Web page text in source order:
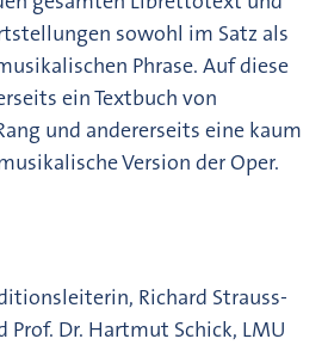
sowohl im Satz als
Phrase. Auf diese
ein Textbuch von
und andererseits eine kaum
Version der Oper.
Richard Strauss-
Prof. Dr. Hartmut Schick, LMU